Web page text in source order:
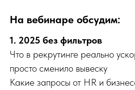
На вебинаре обсудим:
1. 2025 без фильтров
Что в рекрутинге реально
просто сменило вывеску
Какие запросы от HR и